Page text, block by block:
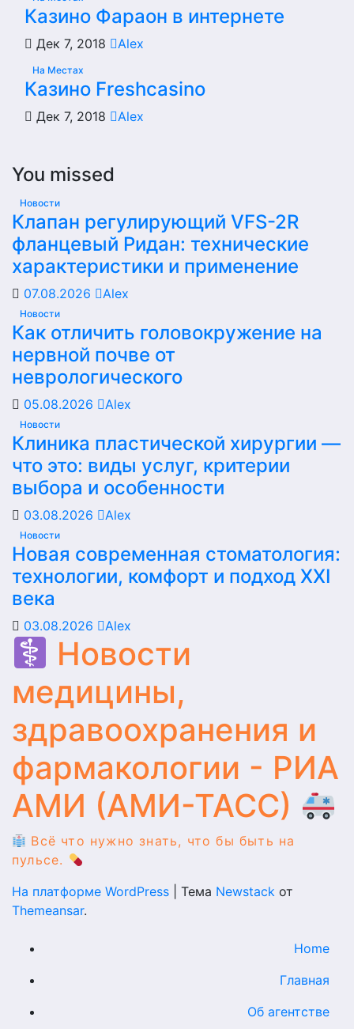
Казино Фараон в интернете
Дек 7, 2018 Alex
На Местах
Казино Freshcasino
Дек 7, 2018 Alex
You missed
Новости
Клапан регулирующий VFS-2R
фланцевый Ридан: технические
характеристики и применение
07.08.2026 Alex
Новости
Как отличить головокружение на
нервной почве от
неврологического
05.08.2026 Alex
Новости
Клиника пластической хирургии —
что это: виды услуг, критерии
выбора и особенности
03.08.2026 Alex
Новости
Новая современная стоматология:
технологии, комфорт и подход XXI
века
03.08.2026 Alex
Новости
медицины,
здравоохранения и
фармакологии - РИА
АМИ (АМИ-ТАСС)
Всё что нужно знать, что бы быть на
пульсе.
На платформе WordPress
Тема Newstack от
Themeansar.
Home
Главная
Об агентстве